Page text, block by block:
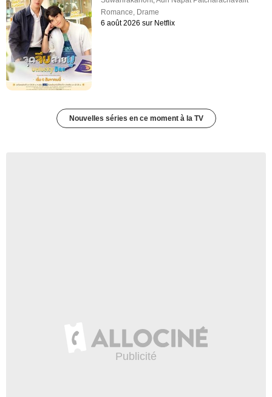
Romance, Drame
6 août 2026 sur Netflix
Nouvelles séries en ce moment à la TV